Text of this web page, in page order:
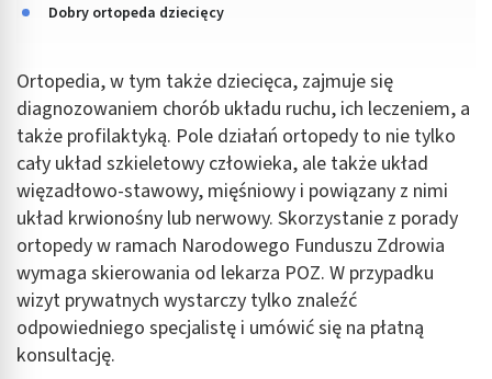
Dobry ortopeda dziecięcy
Ortopedia, w tym także dziecięca, zajmuje się
diagnozowaniem chorób układu ruchu, ich leczeniem, a
także profilaktyką. Pole działań ortopedy to nie tylko
cały układ szkieletowy człowieka, ale także układ
więzadłowo-stawowy, mięśniowy i powiązany z nimi
układ krwionośny lub nerwowy. Skorzystanie z porady
ortopedy w ramach Narodowego Funduszu Zdrowia
wymaga skierowania od lekarza POZ. W przypadku
wizyt prywatnych wystarczy tylko znaleźć
odpowiedniego specjalistę i umówić się na płatną
konsultację.